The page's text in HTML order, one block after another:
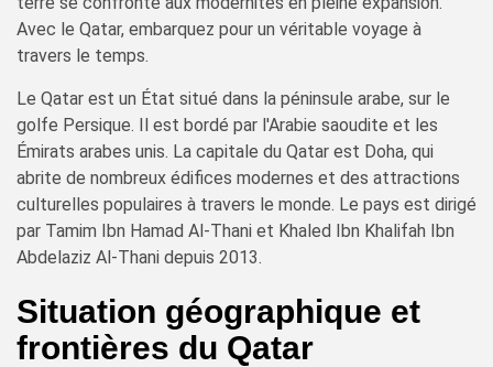
Avec le Qatar, embarquez pour un véritable voyage à
travers le temps.
Le Qatar est un État situé dans la péninsule arabe, sur le
golfe Persique. Il est bordé par l'Arabie saoudite et les
Émirats arabes unis. La capitale du Qatar est Doha, qui
abrite de nombreux édifices modernes et des attractions
culturelles populaires à travers le monde. Le pays est dirigé
par Tamim Ibn Hamad Al-Thani et Khaled Ibn Khalifah Ibn
Abdelaziz Al-Thani depuis 2013.
Situation géographique et
frontières du Qatar